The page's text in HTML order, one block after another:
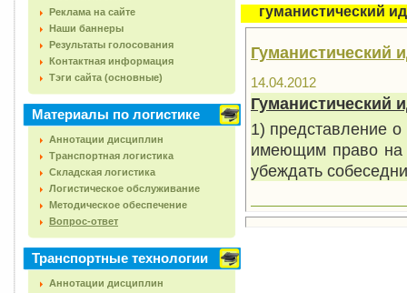
Реклама на сайте
Наши баннеры
Результаты голосования
Контактная информация
Тэги сайта (основные)
Материалы по логистике
Аннотации дисциплин
Транспортная логистика
Складская логистика
Логистическое обслуживание
Методическое обеспечение
Вопрос-ответ
Транспортные технологии
Аннотации дисциплин
гуманистический
Гуманистический
14.04.2012
Гуманистический
1) представление о
имеющим право на
убеждать